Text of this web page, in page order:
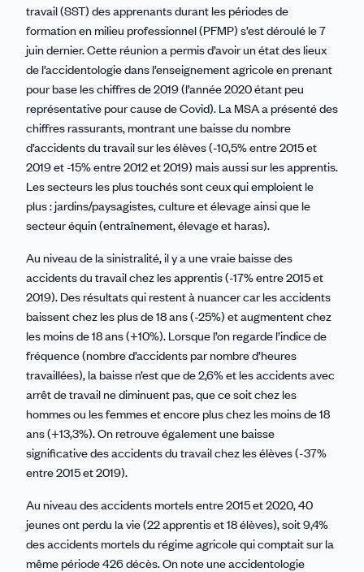
travail (SST) des apprenants durant les périodes de
formation en milieu professionnel (PFMP) s’est déroulé le 7
juin dernier. Cette réunion a permis d’avoir un état des lieux
de l’accidentologie dans l’enseignement agricole en prenant
pour base les chiffres de 2019 (l’année 2020 étant peu
représentative pour cause de Covid). La MSA a présenté des
chiffres rassurants, montrant une baisse du nombre
d’accidents du travail sur les élèves (-10,5% entre 2015 et
2019 et -15% entre 2012 et 2019) mais aussi sur les apprentis.
Les secteurs les plus touchés sont ceux qui emploient le
plus : jardins/paysagistes, culture et élevage ainsi que le
secteur équin (entraînement, élevage et haras).
Au niveau de la sinistralité, il y a une vraie baisse des
accidents du travail chez les apprentis (-17% entre 2015 et
2019). Des résultats qui restent à nuancer car les accidents
baissent chez les plus de 18 ans (-25%) et augmentent chez
les moins de 18 ans (+10%). Lorsque l’on regarde l’indice de
fréquence (nombre d’accidents par nombre d’heures
travaillées), la baisse n’est que de 2,6% et les accidents avec
arrêt de travail ne diminuent pas, que ce soit chez les
hommes ou les femmes et encore plus chez les moins de 18
ans (+13,3%). On retrouve également une baisse
significative des accidents du travail chez les élèves (-37%
entre 2015 et 2019).
Au niveau des accidents mortels entre 2015 et 2020, 40
jeunes ont perdu la vie (22 apprentis et 18 élèves), soit 9,4%
des accidents mortels du régime agricole qui comptait sur la
même période 426 décès. On note une accidentologie